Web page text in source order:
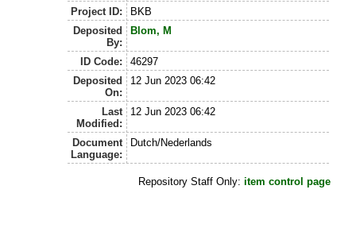
Project ID:
BKB
Deposited
By:
Blom, M
ID Code:
46297
Deposited
On:
12 Jun 2023 06:42
Last
Modified:
12 Jun 2023 06:42
Document
Language:
Dutch/Nederlands
Repository Staff Only:item control page